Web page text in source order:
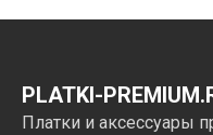
PLATKI-
Платки и аксессуары